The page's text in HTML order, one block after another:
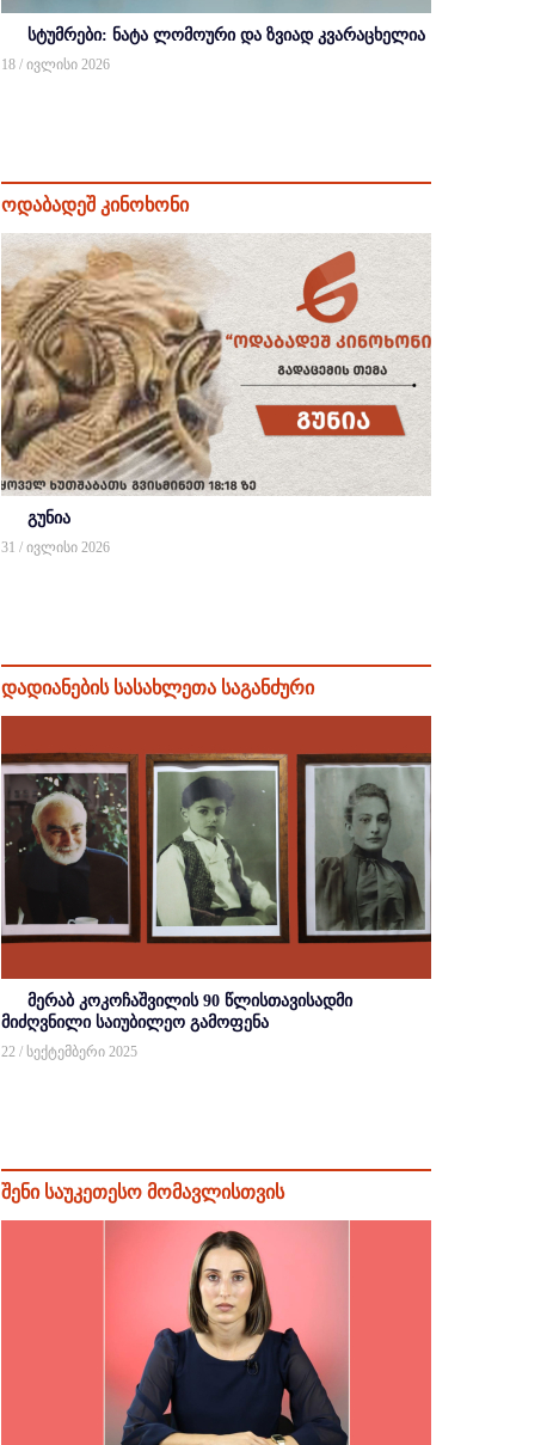
სტუმრები: ნატა ლომოური და ზვიად კვარაცხელია
18 / ივლისი 2026
ოდაბადეშ კინოხონი
გუნია
31 / ივლისი 2026
დადიანების სასახლეთა საგანძური
მერაბ კოკოჩაშვილის 90 წლისთავისადმი
მიძღვნილი საიუბილეო გამოფენა
22 / სექტემბერი 2025
შენი საუკეთესო მომავლისთვის